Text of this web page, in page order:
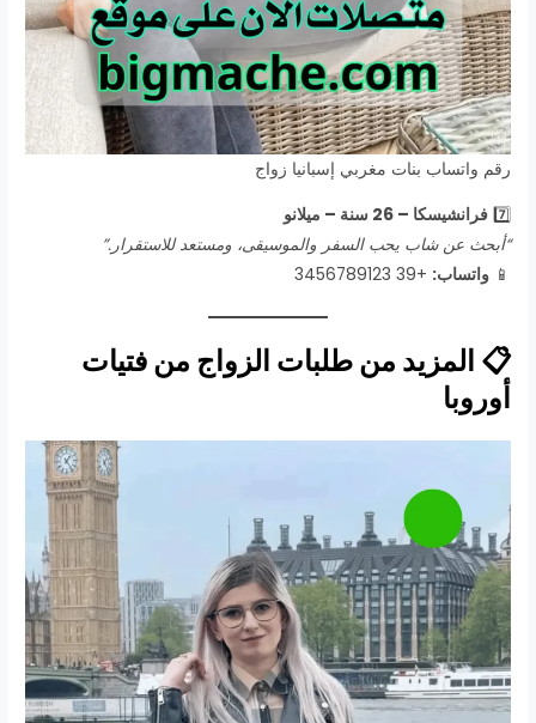
رقم واتساب بنات مغربي إسبانيا زواج
7️⃣ فرانشيسكا – 26 سنة – ميلانو
“أبحث عن شاب يحب السفر والموسيقى، ومستعد للاستقرار.”
📱واتساب: +39 3456789123
📋 المزيد من طلبات الزواج من فتيات
أوروبا